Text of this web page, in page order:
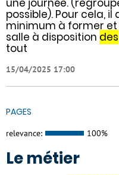
possible). Pour cela,
minimum à former
salle à disposition des
tout
15/04/2025 17:00
PAGES
relevance: 100%
Le métier